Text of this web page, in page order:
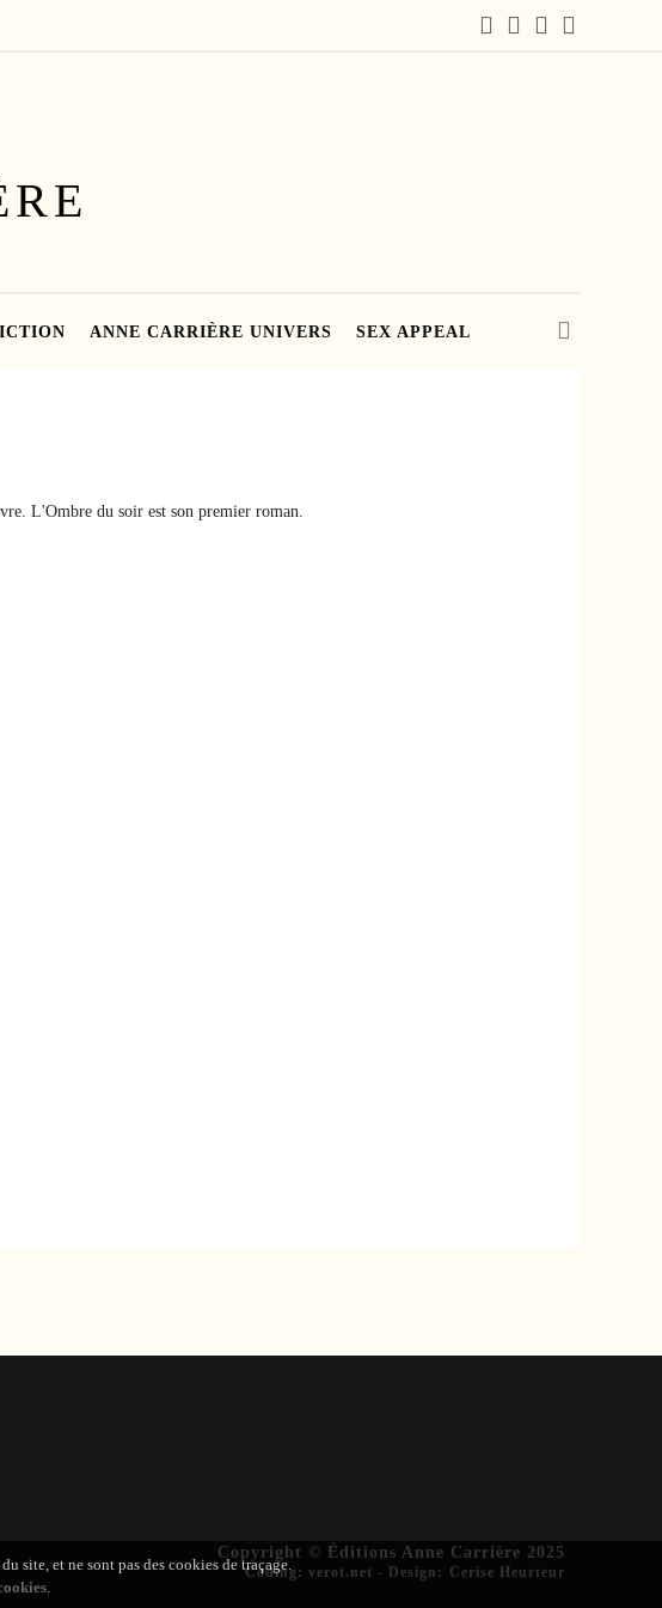
ANNE CARRIÈRE UNIVERS SEX APPEAL
L'Ombre du soir est son premier roman.
Copyright © Éditions Anne Carrière 2025
Coding :verot.net - Design : Cerise Heurteur
site, et ne sont pas des cookies de traçage.
.